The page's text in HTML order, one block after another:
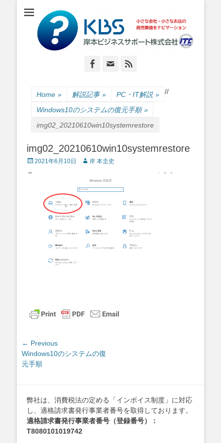
岸本ビジネスサポ
ート株式会社
小さな会社・小さなお店のIT経営をナビゲーション
Facebook
Email
Home » 解説記事 » /
PC・IT解説 » /
Windows10のシステムの復元手順 »
img02_20210610win10systemrestore
img02_20210610win10systemrestore
Posted
2021年6月10日 Author
岸 本圭史
投
稿
ナ
ー
シ
ョ
← Previous
Previous
post:
Windows10のシステムの復
元手順
弊社は、消費税法の定める「インボイス制度」に対応
し、適格請求書発行事業者番号を取得しております。
適格請求書発行事業者番号（登録番号）：
T8080101019742